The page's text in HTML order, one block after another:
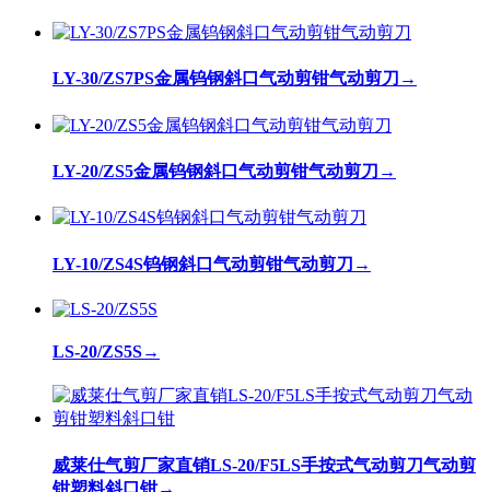
LY-30/ZS7PS金属钨钢斜口气动剪钳气动剪刀 →
LY-20/ZS5金属钨钢斜口气动剪钳气动剪刀 →
LY-10/ZS4S钨钢斜口气动剪钳气动剪刀 →
LS-20/ZS5S→
威莱仕气剪厂家直销LS-20/F5LS手按式气动剪刀气动剪
钳塑料斜口钳→